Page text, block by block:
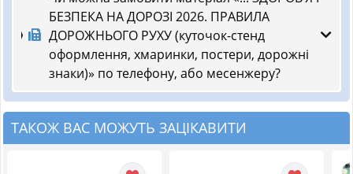
БЕЗПЕКА НА ДОРОЗІ 2026. ПРАВИЛА
ДОРОЖНЬОГО РУХУ (куточок-стенд
оформлення, хмаринки, постери, дорожні
знаки)» по телефону, або месенжеру?
ТАКОЖ ВАС МОЖУТЬ ЗАЦІКАВИТИ